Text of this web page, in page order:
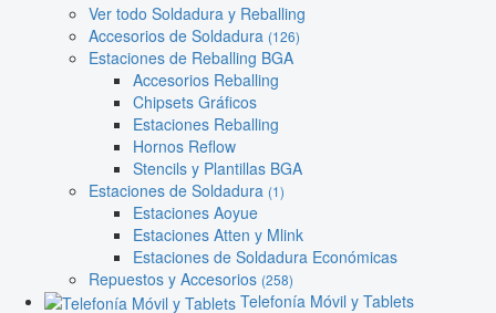
Ver todo Soldadura y Reballing
Accesorios de Soldadura (126)
Estaciones de Reballing BGA
Accesorios Reballing
Chipsets Gráficos
Estaciones Reballing
Hornos Reflow
Stencils y Plantillas BGA
Estaciones de Soldadura (1)
Estaciones Aoyue
Estaciones Atten y Mlink
Estaciones de Soldadura Económicas
Repuestos y Accesorios (258)
Telefonía Móvil y Tablets